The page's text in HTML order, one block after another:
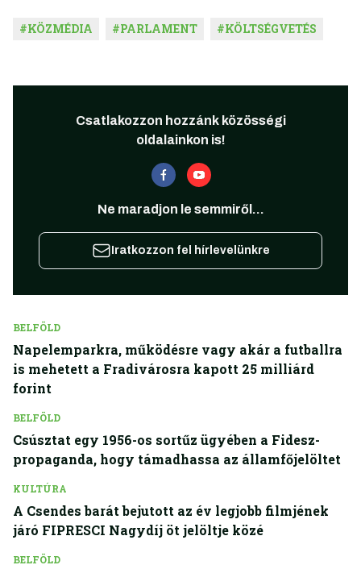
#KÖZMÉDIA #PARLAMENT #KÖLTSÉGVETÉS
Csatlakozzon hozzánk közösségi
oldalainkon is!
Ne maradjon le semmiről...
Iratkozzon fel hírlevelünkre
BELFÖLD
Napelemparkra, működésre vagy akár a futballra
is mehetett a Fradivárosra kapott 25 milliárd
forint
BELFÖLD
Csúsztat egy 1956-os sortűz ügyében a Fidesz-
propaganda, hogy támadhassa az államfőjelöltet
KULTÚRA
A Csendes barát bejutott az év legjobb filmjének
járó FIPRESCI Nagydíj öt jelöltje közé
BELFÖLD